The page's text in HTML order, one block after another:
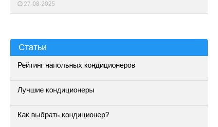
27-08-2025
Статьи
Рейтинг напольных кондиционеров
Лучшие кондиционеры
Как выбрать кондиционер?